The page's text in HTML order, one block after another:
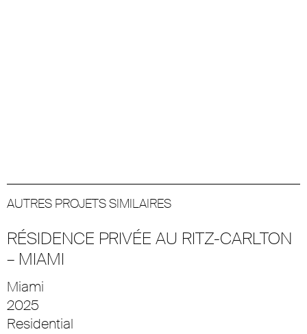
AUTRES PROJETS SIMILAIRES
RÉSIDENCE PRIVÉE AU RITZ-CARLTON
– MIAMI
Miami
2025
Residential